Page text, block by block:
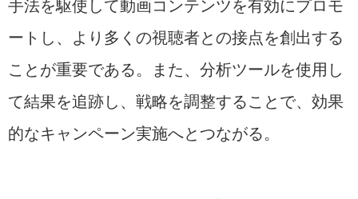
手法を駆使して動画コンテンツを有効にプロモ
ートし、より多くの視聴者との接点を創出する
ことが重要である。また、分析ツールを使用し
て結果を追跡し、戦略を調整することで、効果
的なキャンペーン実施へとつながる。